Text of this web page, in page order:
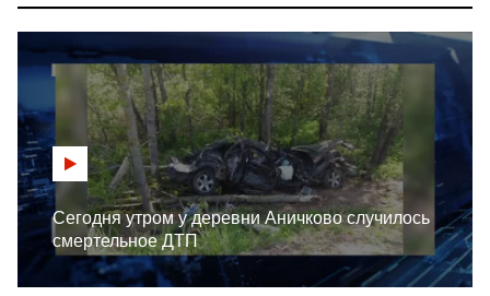
Сегодня утром у деревни Аничково случилось
смертельное ДТП